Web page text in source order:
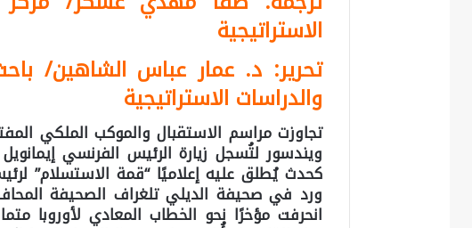
الاستراتيجية
تحرير: د. عمار عباس الشاهين/
والدراسات الاستراتيجية
تجاوزت مراسم الاستقبال والموكب الملكي
ويندسور لتُسجل زيارة الرئيس الفرنسي
كحدث يُطلق عليه إعلاميًا “قمة الاستسلام”
ورد في صحيفة الديلي تلغراف الصحيفة
انحرفت مؤخرًا نحو الخطاب المعادي لأوروبا